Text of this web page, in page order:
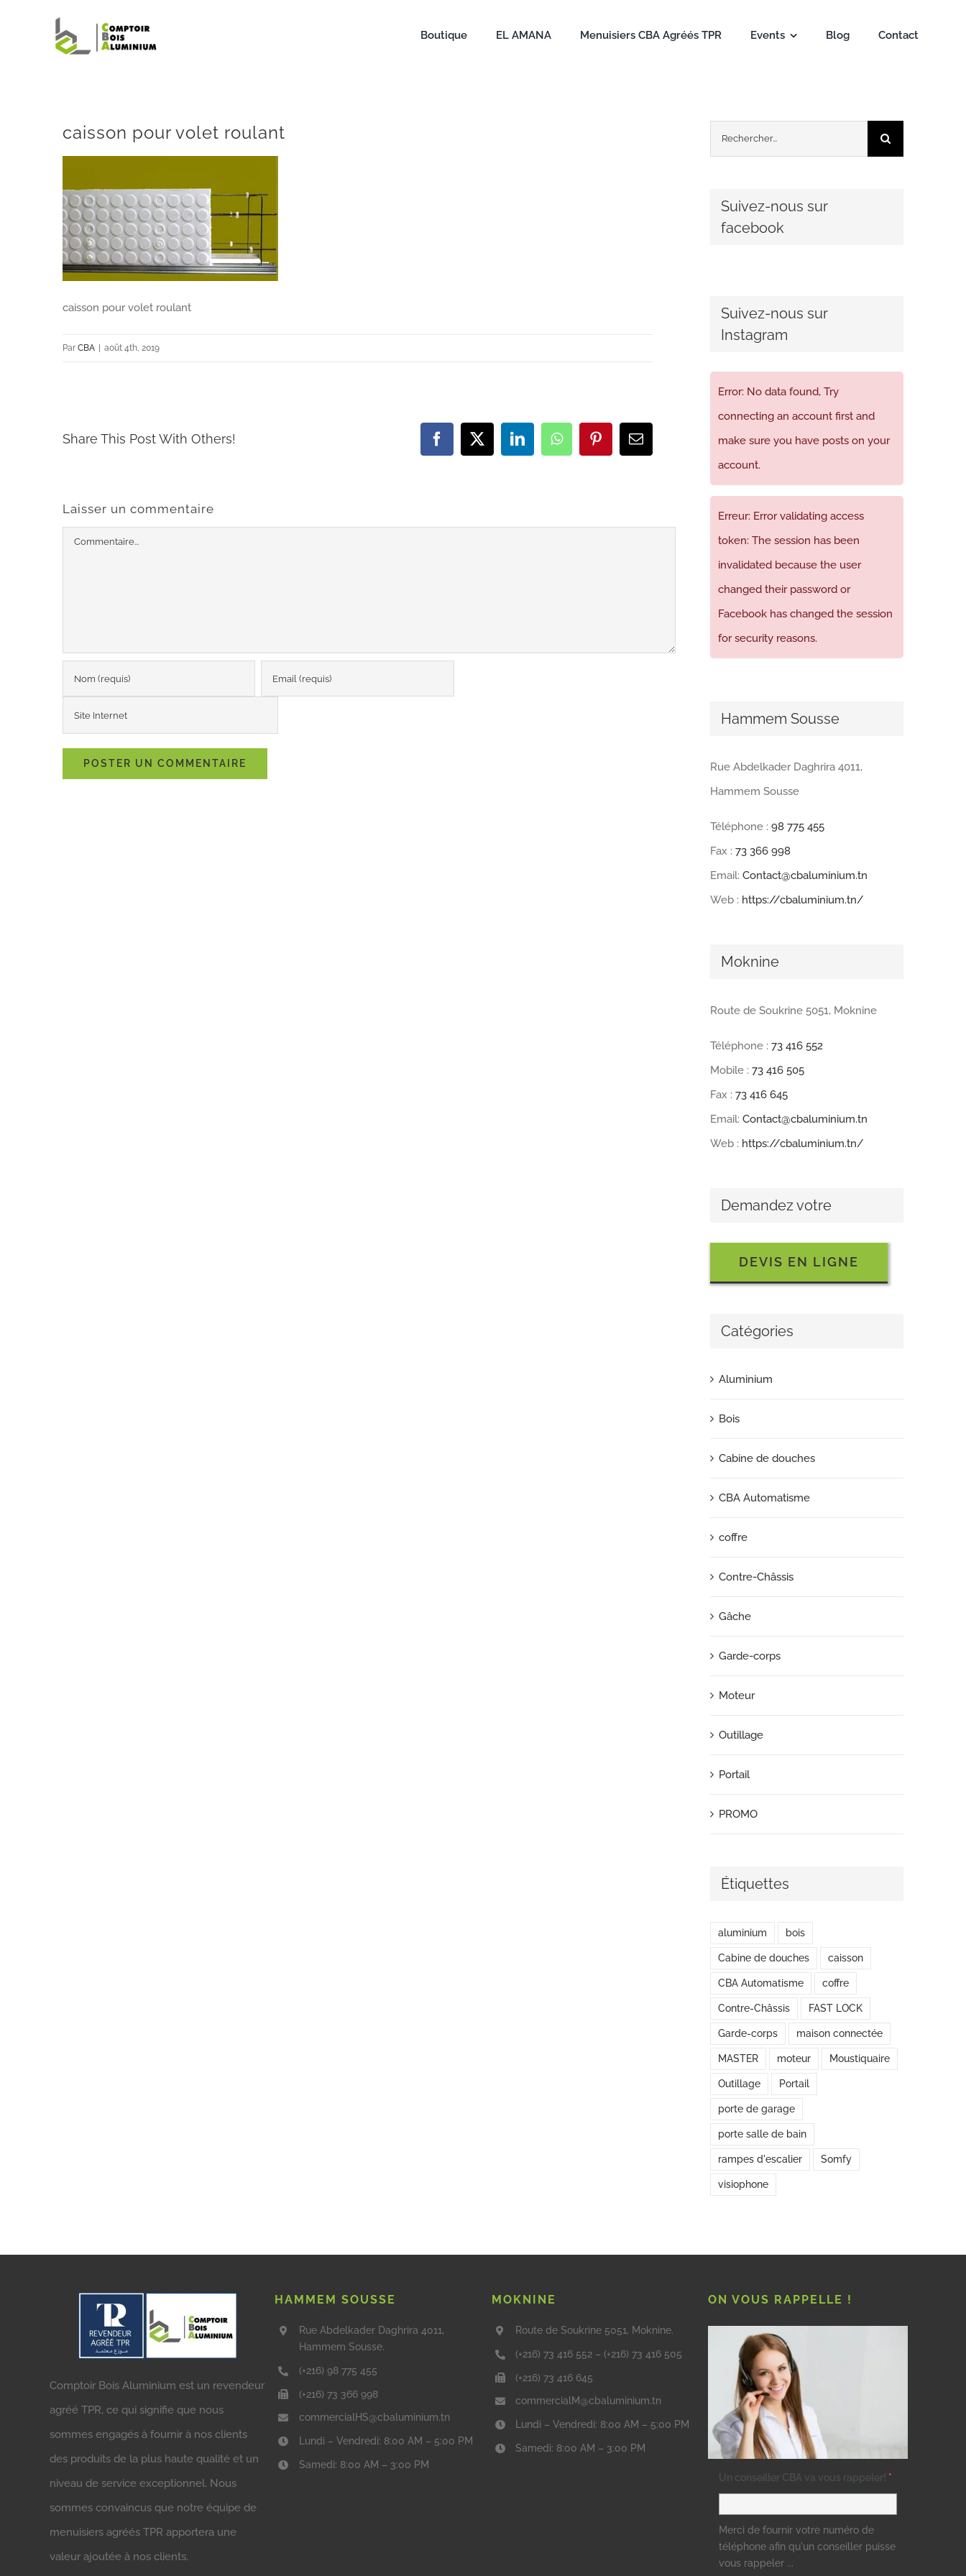
Boutique EL AMANA Menuisiers CBA Agréés TPR Events Blog Contact
caisson pour volet roulant
caisson pour volet roulant
Par CBA | août 4th, 2019
Share This Post With Others! Facebook
X LinkedInWhatsAppPinterestEmail
Laisser un commentaire
Commentaire
Rechercher:
Suivez-nous sur
facebook
Suivez-nous sur
Instagram
Error: No data found, Try
connecting an account first and
make sure you have posts on your
account.
Erreur: Error validating access
token: The session has been
invalidated because the user
changed their password or
Facebook has changed the session
for security reasons.
Hammem Sousse
Rue Abdelkader Daghrira 4011,
Hammem Sousse
Téléphone : 98 775 455
Fax : 73 366 998
Email: Contact@cbaluminium.tn
Web : https://cbaluminium.tn/
Moknine
Route de Soukrine 5051, Moknine
Téléphone : 73 416 552
Mobile : 73 416 505
Fax : 73 416 645
Email: Contact@cbaluminium.tn
Web : https://cbaluminium.tn/
Demandez votre
DEVIS EN LIGNE
Catégories
Aluminium
Bois
Cabine de douches
CBA Automatisme
coffre
Contre-Châssis
Gâche
Garde-corps
Moteur
Outillage
Portail
PROMO
Étiquettes
aluminium bois
Cabine de douches caisson
CBA Automatisme coffre
Contre-Châssis FAST LOCK
Garde-corps maison connectée
MASTER moteur Moustiquaire
Outillage Portail
porte de garage
porte salle de bain
rampes d'escalier Somfy
visiophone
Comptoir Bois Aluminium est un revendeur
agréé TPR, ce qui signifie que nous
sommes engagés à fournir à nos clients
des produits de la plus haute qualité et un
niveau de service exceptionnel. Nous
sommes convaincus que notre équipe de
menuisiers agréés TPR apportera une
valeur ajoutée à nos clients.
HAMMEM SOUSSE
Rue Abdelkader Daghrira 4011,
Hammem Sousse.
(+216) 98 775 455
(+216) 73 366 998
commercialHS@cbaluminium.tn
Lundi – Vendredi: 8:00 AM – 5:00 PM
Samedi: 8:00 AM – 3:00 PM
MOKNINE
Route de Soukrine 5051, Moknine.
(+216) 73 416 552 – (+216) 73 416 505
(+216) 73 416 645
commercialM@cbaluminium.tn
Lundi – Vendredi: 8:00 AM – 5:00 PM
Samedi: 8:00 AM – 3:00 PM
ON VOUS RAPPELLE !
Un conseiller CBA va vous rappeler! *
Merci de fournir votre numéro de
téléphone afin qu'un conseiller puisse
vous rappeler ...